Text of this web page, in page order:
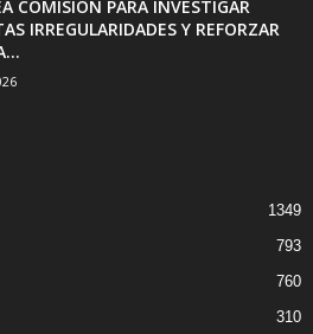
COMISIÓN PARA INVESTIGAR
IRREGULARIDADES Y REFORZAR
1349
793
760
310